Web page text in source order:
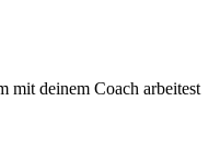
mit deinem Coach arbeitest